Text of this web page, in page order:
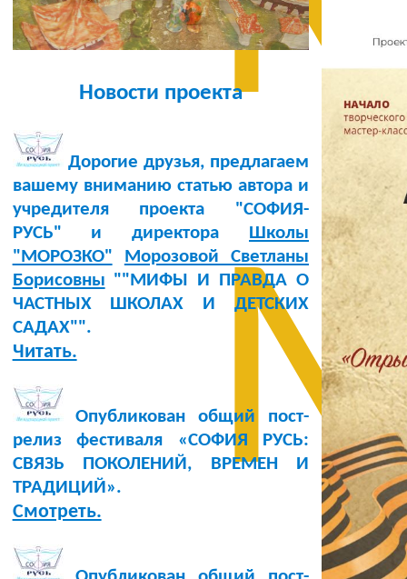
Новости проекта
Дорогие друзья, предлагаем
вашему вниманию статью автора и
учредителя проекта "СОФИЯ-
РУСЬ" и директора Школы
"МОРОЗКО"
Морозовой Светланы
Борисовны ""МИФЫ И ПРАВДА О
ЧАСТНЫХ ШКОЛАХ И ДЕТСКИХ
САДАХ"".
Читать.
Опубликован общий пост-
релиз фестиваля «СОФИЯ РУСЬ:
СВЯЗЬ ПОКОЛЕНИЙ, ВРЕМЕН И
ТРАДИЦИЙ».
Смотреть.